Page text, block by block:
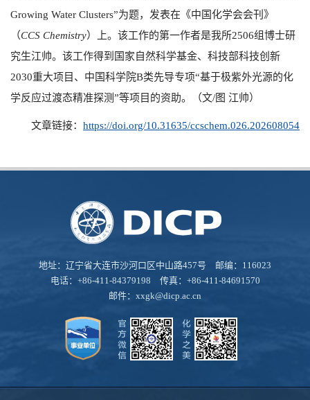
Growing Water Clusters”为题，发表在《中国化学会会刊》
（CCS Chemistry）上。该工作的第一作者是我所2506组博士研
究生江帅。该工作得到国家自然科学基金、科技部科技创新
2030重大项目、中国科学院B类先导专项“基于极紫外光源的化
学反应过渡态精准探测”等项目的资助。（文/图 江帅）
文章链接： https://doi.org/10.31635/ccschem.026.202608054
地址：辽宁省大连市沙河口区中山路457号 邮编：116023
电话：+86-411-84379198 传真：+86-411-84691570
邮件： xxgk@dicp.ac.cn